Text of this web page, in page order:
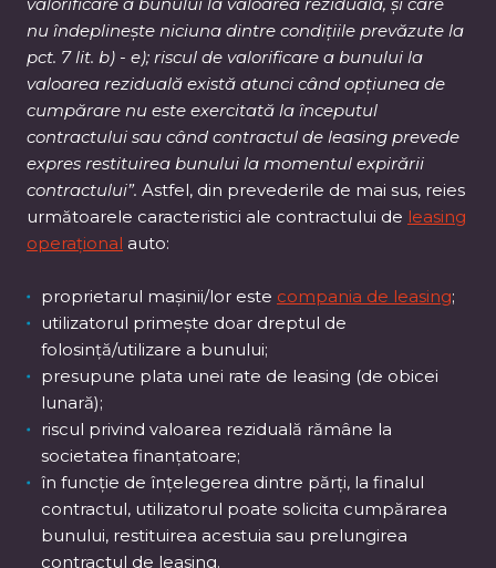
nu îndeplinește niciuna dintre condițiile prevăzute la
pct. 7 lit. b) - e); riscul de valorificare a bunului la
valoarea reziduală există atunci când opțiunea de
cumpărare nu este exercitată la începutul
contractului sau când contractul de leasing prevede
expres restituirea bunului la momentul expirării
contractului”. Astfel, din prevederile de mai sus, reies
următoarele caracteristici ale contractului de leasing
operațional auto:
proprietarul mașinii/lor este compania de leasing;
utilizatorul primește doar dreptul de
folosință/utilizare a bunului;
presupune plata unei rate de leasing (de obicei
lunară);
riscul privind valoarea reziduală rămâne la
societatea finanțatoare;
în funcție de înțelegerea dintre părți, la finalul
contractul, utilizatorul poate solicita cumpărarea
bunului, restituirea acestuia sau prelungirea
contractul de leasing.